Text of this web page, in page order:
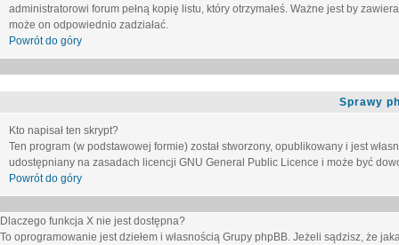
administratorowi forum pełną kopię listu, który otrzymałeś. Ważne jest by
może on odpowiednio zadziałać.
Powrót do góry
Sprawy
Kto napisał ten skrypt?
Ten program (w podstawowej formie) został stworzony, opublikowany i jest
udostępniany na zasadach licencji GNU General Public Licence i może być
Powrót do góry
Dlaczego funkcja X nie jest dostępna?
To oprogramowanie jest dziełem i własnością Grupy phpBB. Jeżeli sądzisz, że